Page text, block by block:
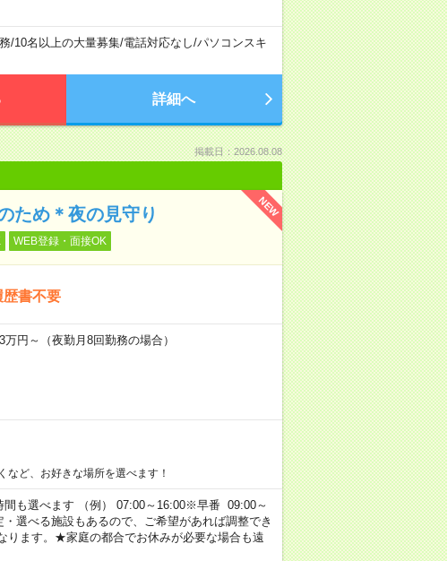
/10名以上の大量募集/電話対応なし/パソコンスキ
詳細へ
掲載日：2026.08.08
NEW
ため＊夜の見守り
WEB登録・面接OK
書不要
円～（夜勤月8回勤務の場合）
ど、お好きな場所を選べます！
も選べます （例） 07:00～16:00※早番 09:00～
べる施設もあるので、ご希望があれば調整でき
ります。★家庭の都合でお休みが必要な場合も遠